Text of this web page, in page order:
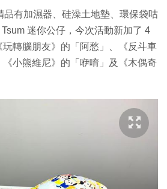
品有加濕器、硅澡土地墊、環保袋咕
迷你公仔，今次活動新加了 4
轉腦朋友》的「阿愁」、《反斗車
小熊維尼》的「咿唷」及《木偶奇